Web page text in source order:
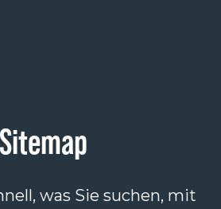
Sitemap
was Sie suchen, mit